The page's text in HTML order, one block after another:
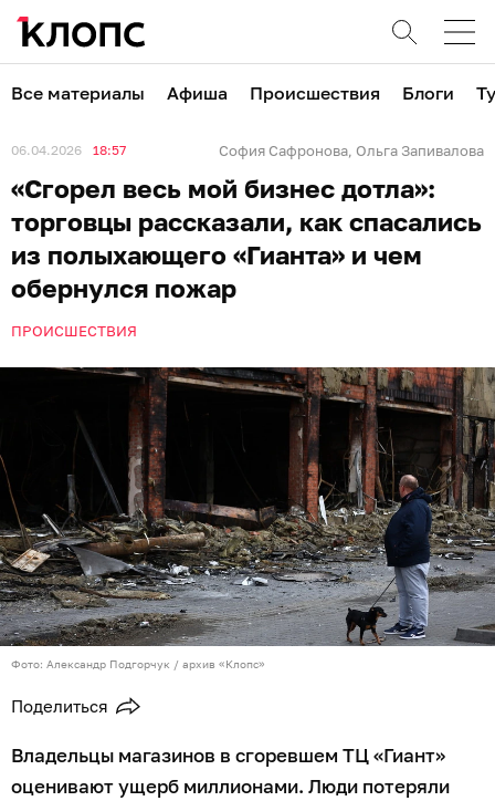
Все материалы Афиша Происшествия Блоги
06.04.2026 18:57 София Сафронова, Ольга Запивалова
«Сгорел весь мой бизнес дотла»:
торговцы рассказали, как спасались
из полыхающего «Гианта» и чем
обернулся пожар
ПРОИСШЕСТВИЯ
Фото: Александр Подгорчук / архив «Клопс»
Поделиться
Владельцы магазинов в сгоревшем ТЦ «Гиант»
оценивают ущерб миллионами. Люди потеряли